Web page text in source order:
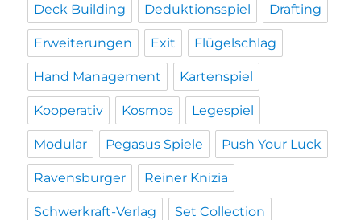
Deck Building Deduktionsspiel Drafting
Erweiterungen Exit Flügelschlag
Hand Management Kartenspiel
Kooperativ Kosmos Legespiel
Modular Pegasus Spiele Push Your Luck
Ravensburger Reiner Knizia
Schwerkraft-Verlag Set Collection